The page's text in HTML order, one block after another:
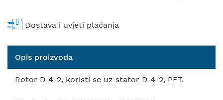
Dostava i uvjeti plaćanja
Opis proizvoda
Rotor D 4-2, koristi se uz stator D 4-2, PFT.